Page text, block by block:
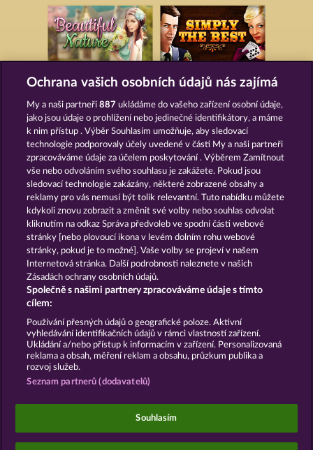
ROYAL SEVEN
GOLDEN EI OF
MOORHUHN
Zobrazit všechny hry
Podmínky Prohlášení o ochraně údajů
Kontakt Společnost Časté dotazy
Facebook
Podat Žádost o Odstoupení
Sociální kasinové hry jsou určeny výhradně k
zábavním účelům a nemají vůbec žádný vliv na
skutečnými penězi.
Ochrana vašich osobních údajů nás zajímá
My a naši partneři887 ukládáme do vašeho zařízení osobní údaje,
jako jsou údaje o prohlížení nebo jedinečné identifikátory, a máme
k nim přístup . Výběr Souhlasím umožňuje, aby sledovací
technologie podporovaly účely uvedené v části My a naši partneři
zpracováváme údaje za účelem poskytování . Výběrem Zamítnout
vše nebo odvoláním svého souhlasu je zakážete. Pokud jsou
sledovací technologie zakázány, některé zobrazené obsahy a
reklamy pro vás nemusí být tolik relevantní. Tuto nabídku můžete
kdykoli znovu zobrazit a změnit své volby nebo souhlas odvolat
kliknutím na odkaz Správa předvoleb ve spodní části webové
stránky [nebo plovoucí ikona v levém dolním rohu webové
stránky, pokud je to možné]. Vaše volby se projeví v našem
Internetová stránka. Další podrobnosti naleznete v našich
Zásadách ochrany osobních údajů.
Společně s našimi partnery zpracováváme údaje s tímto
cílem:
Používání přesných údajů o geografické poloze. Aktivní
vyhledávání identifikačních údajů v rámci vlastností zařízení.
Ukládání a/nebo přístup k informacím v zařízení. Personalizovaná
reklama a obsah, měření reklam a obsahu, průzkum publika a
rozvoj služeb.
Seznam partnerů (dodavatelů)
Souhlasím